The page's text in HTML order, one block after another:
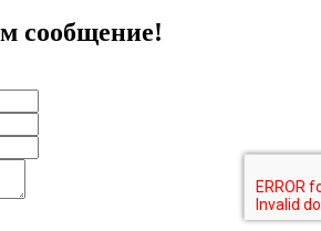
сообщение!